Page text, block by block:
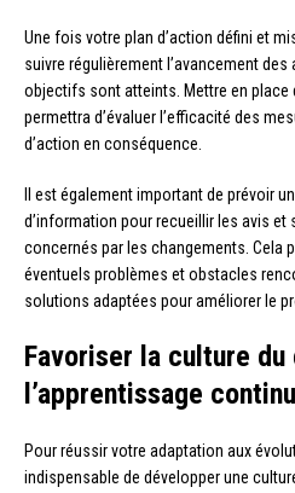
Une fois votre plan d’action défini et
suivre régulièrement l’avancement
objectifs sont atteints. Mettre en
permettra d’évaluer l’efficacité des
d’action en conséquence.
Il est également important de prévoir
d’information pour recueillir les avis
concernés par les changements. Cela
éventuels problèmes et obstacles
solutions adaptées pour améliorer le
Favoriser la culture du
l’apprentissage continu
Pour réussir votre adaptation aux
indispensable de développer une